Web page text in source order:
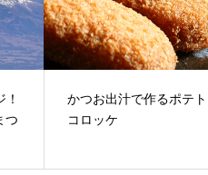
つ
かつお出汁で作るポテト
コロッケ